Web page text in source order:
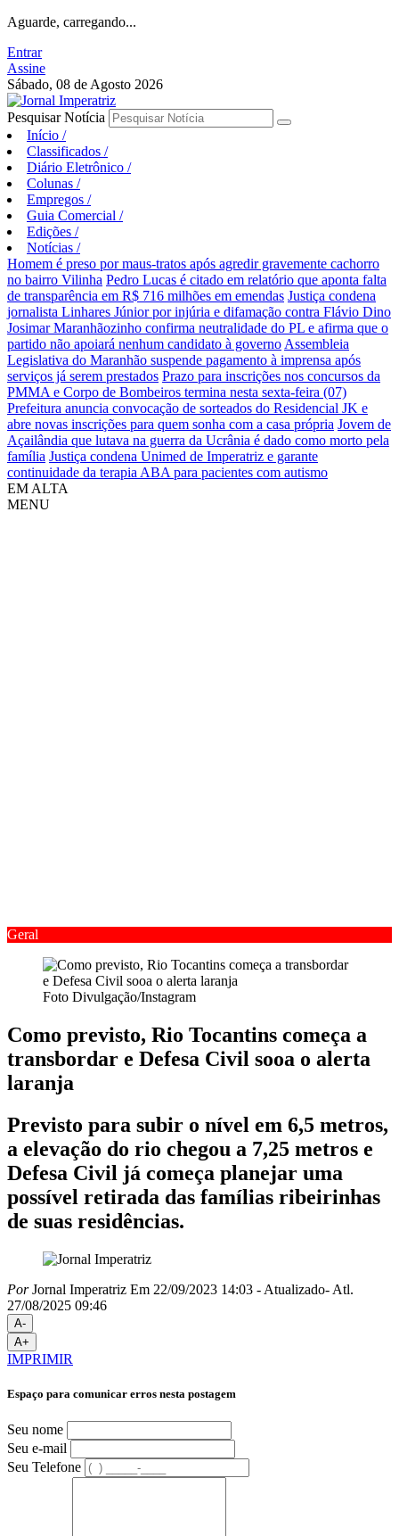
Aguarde, carregando...
Entrar
Assine
Sábado, 08 de Agosto 2026
Pesquisar Notícia
Início /
Classificados /
Diário Eletrônico /
Colunas /
Empregos /
Guia Comercial /
Edições /
Notícias /
Homem é preso por maus-tratos após agredir gravemente cachorro
no bairro Vilinha Pedro Lucas é citado em relatório que aponta falta
de transparência em R$ 716 milhões em emendas Justiça condena
jornalista Linhares Júnior por injúria e difamação contra Flávio Dino
Josimar Maranhãozinho confirma neutralidade do PL e afirma que o
partido não apoiará nenhum candidato à governo Assembleia
Legislativa do Maranhão suspende pagamento à imprensa após
serviços já serem prestados Prazo para inscrições nos concursos da
PMMA e Corpo de Bombeiros termina nesta sexta-feira (07)
Prefeitura anuncia convocação de sorteados do Residencial JK e
abre novas inscrições para quem sonha com a casa própria Jovem de
Açailândia que lutava na guerra da Ucrânia é dado como morto pela
família Justiça condena Unimed de Imperatriz e garante
continuidade da terapia ABA para pacientes com autismo
EM ALTA
MENU
Geral
Foto Divulgação/Instagram
Como previsto, Rio Tocantins começa a
transbordar e Defesa Civil sooa o alerta
laranja
Previsto para subir o nível em 6,5 metros,
a elevação do rio chegou a 7,25 metros e
Defesa Civil já começa planejar uma
possível retirada das famílias ribeirinhas
de suas residências.
PorJornal Imperatriz Em 22/09/2023 14:03 - Atualizado- Atl.
27/08/2025 09:46
A-
A+
IMPRIMIR
Espaço para comunicar erros nesta postagem
Seu nome
Seu e-mail
Seu Telefone